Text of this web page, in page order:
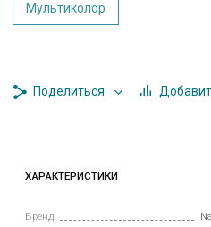
Мультиколор
Поделиться
ХАРАКТЕРИСТИКИ
Бренд